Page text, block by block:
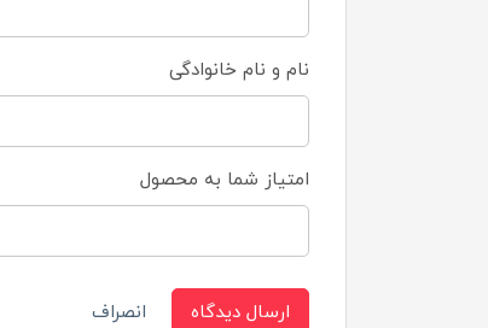
نام و نام خانوادگی
امتیاز شما به محصول
ارسال دیدگاه انصراف